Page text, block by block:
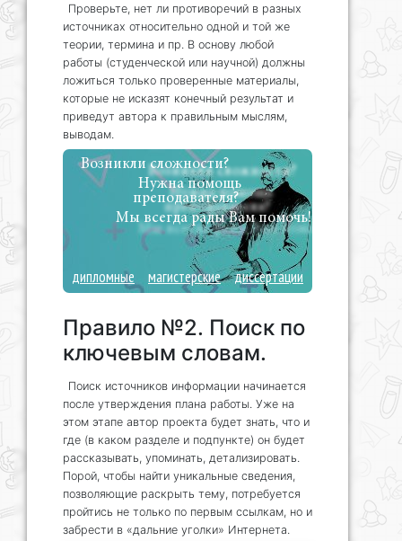
Проверьте, нет ли противоречий в разных
источниках относительно одной и той же
теории, термина и пр. В основу любой
работы (студенческой или научной) должны
ложиться только проверенные материалы,
которые не исказят конечный результат и
приведут автора к правильным мыслям,
выводам.
Возникли сложности?
Нужна помощь
преподавателя?
Мы всегда рады Вам помочь!
дипломные магистерские диссертации
Правило №2. Поиск по
ключевым словам.
Поиск источников информации начинается
после утверждения плана работы. Уже на
этом этапе автор проекта будет знать, что и
где (в каком разделе и подпункте) он будет
рассказывать, упоминать, детализировать.
Порой, чтобы найти уникальные сведения,
позволяющие раскрыть тему, потребуется
пройтись не только по первым ссылкам, но и
забрести в «дальние уголки» Интернета.